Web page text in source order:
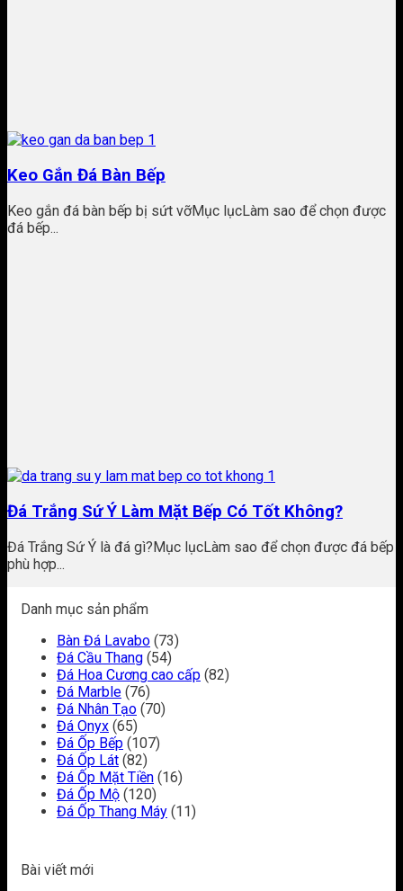
Keo Gắn Đá Bàn Bếp
Keo gắn đá bàn bếp bị sứt vỡMục lụcLàm sao để chọn được
đá bếp...
Đá Trắng Sứ Ý Làm Mặt Bếp Có Tốt Không?
Đá Trắng Sứ Ý là đá gì?Mục lụcLàm sao để chọn được đá bếp
phù hợp...
Danh mục sản phẩm
Bàn Đá Lavabo (73)
Đá Cầu Thang (54)
Đá Hoa Cương cao cấp (82)
Đá Marble (76)
Đá Nhân Tạo (70)
Đá Onyx (65)
Đá Ốp Bếp (107)
Đá Ốp Lát (82)
Đá Ốp Mặt Tiền (16)
Đá Ốp Mộ (120)
Đá Ốp Thang Máy (11)
Bài viết mới